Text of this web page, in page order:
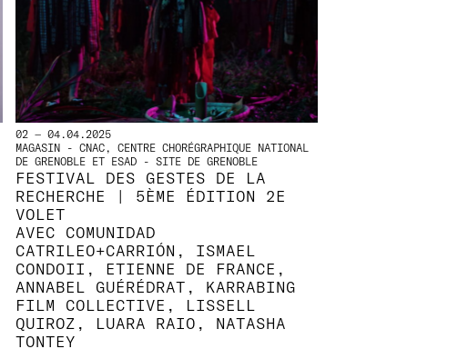
02 — 04.04.2025
MAGASIN - CNAC, CENTRE CHORÉGRAPHIQUE NATIONAL
DE GRENOBLE ET ESAD - SITE DE GRENOBLE
FESTIVAL DES GESTES DE LA
RECHERCHE | 5ÈME ÉDITION 2E
VOLET
AVEC COMUNIDAD
CATRILEO+CARRIÓN, ISMAEL
CONDOII, ETIENNE DE FRANCE,
ANNABEL GUÉRÉDRAT, KARRABING
FILM COLLECTIVE, LISSELL
QUIROZ, LUARA RAIO, NATASHA
TONTEY